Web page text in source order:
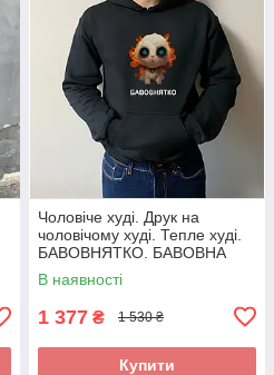
Чоловіче худі. Друк на
чоловічому худі. Тепле худі.
БАВОВНЯТКО. БАВОВНА
В наявності
1 377 ₴ 1 530 ₴
Купити